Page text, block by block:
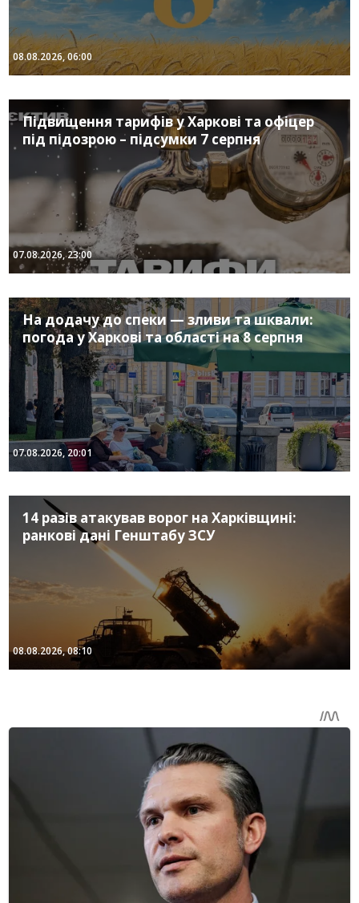
08.08.2026, 06:00
Підвищення тарифів у Харкові та офіцер
під підозрою – підсумки 7 серпня
07.08.2026, 23:00
На додачу до спеки — зливи та шквали:
погода у Харкові та області на 8 серпня
07.08.2026, 20:01
14 разів атакував ворог на Харківщині:
ранкові дані Генштабу ЗСУ
08.08.2026, 08:10